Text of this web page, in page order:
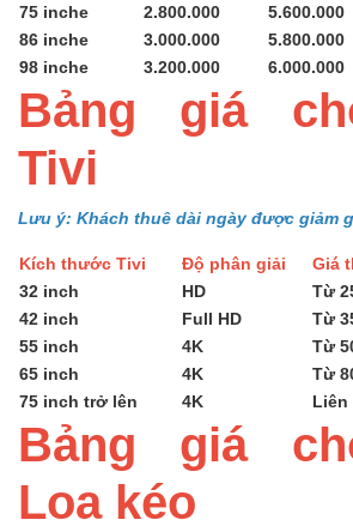
75 inche
2.800.000
5.600.000
86 inche
3.000.000
5.800.000
98 inche
3.200.000 6.000.000
Bảng giá
Tivi
Lưu ý: Khách thuê dài ngày được giảm
Kích thước Tivi Độ phân giải
Giá
32 inch
HD
Từ
42 inch
Full HD
Từ
55 inch
4K
Từ
65 inch
4K
Từ
75 inch trở lên
4K Liên
Bảng giá
Loa kéo